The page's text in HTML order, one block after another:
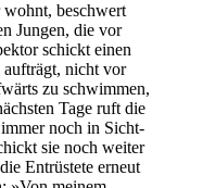
beschwert
Jun­gen, die vor
schickt einen
auf­trägt, nicht vor
zu schwim­men,
Tage ruft die
immer noch in Sicht­
sie noch wei­ter
Ent­rüs­te­te erneut